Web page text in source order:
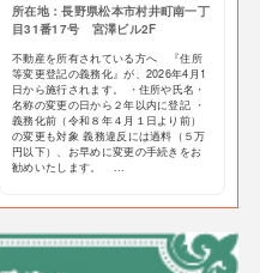
所在地：長野県松本市村井町南一丁
目31番17号 宮澤ビル2F
不動産を所有されている方へ 『住所
等変更登記の義務化』が、2026年4月1
日から施行されます。 ・住所や氏名・
名称の変更の日から２年以内に登記 ・
義務化前（令和８年４月１日より前）
の変更も対象 義務違反には過料（５万
円以下）、お早めに変更の手続きをお
勧めいたします。 ...